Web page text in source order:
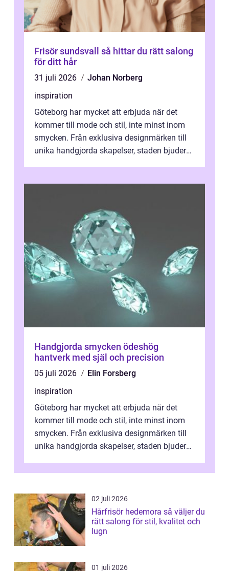
Frisör sundsvall så hittar du rätt salong
för ditt hår
31 juli 2026
Johan Norberg
inspiration
Göteborg har mycket att erbjuda när det
kommer till mode och stil, inte minst inom
smycken. Från exklusiva designmärken till
unika handgjorda skapelser, staden bjuder
Handgjorda smycken ödeshög
hantverk med själ och precision
05 juli 2026
Elin Forsberg
inspiration
Göteborg har mycket att erbjuda när det
kommer till mode och stil, inte minst inom
smycken. Från exklusiva designmärken till
unika handgjorda skapelser, staden bjuder
02 juli 2026
Hårfrisör hedemora så väljer du
rätt salong för stil, kvalitet och
lugn
01 juli 2026